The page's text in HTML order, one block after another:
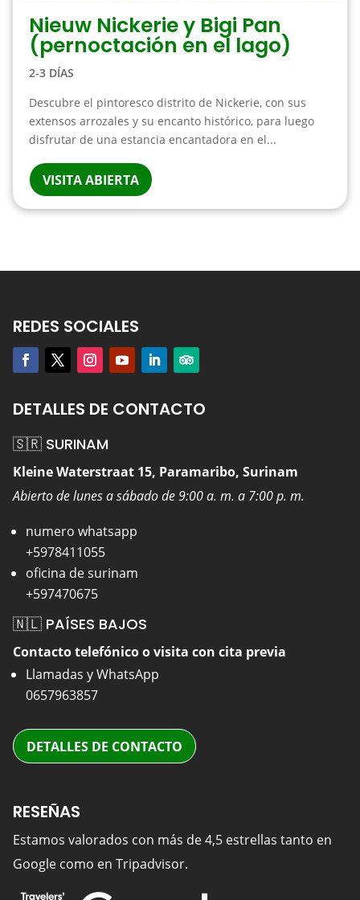
Nieuw Nickerie y Bigi Pan
(pernoctación en el lago)
2-3 DÍAS
Descubre el pintoresco distrito de Nickerie, con sus
extensos arrozales y su encanto histórico, para luego
disfrutar de una estancia encantadora en el...
VISITA ABIERTA
REDES SOCIALES
DETALLES DE CONTACTO
🇸🇷 SURINAM
Kleine Waterstraat 15, Paramaribo, Surinam
Abierto de lunes a sábado de 9:00 a. m. a 7:00 p. m.
numero whatsapp
+5978411055
oficina de surinam
+597470675
🇳🇱 PAÍSES BAJOS
Contacto telefónico o visita con cita previa
Llamadas y WhatsApp
0657963857
DETALLES DE CONTACTO
RESEÑAS
Estamos valorados con más de 4,5 estrellas tanto en
Google como en Tripadvisor.